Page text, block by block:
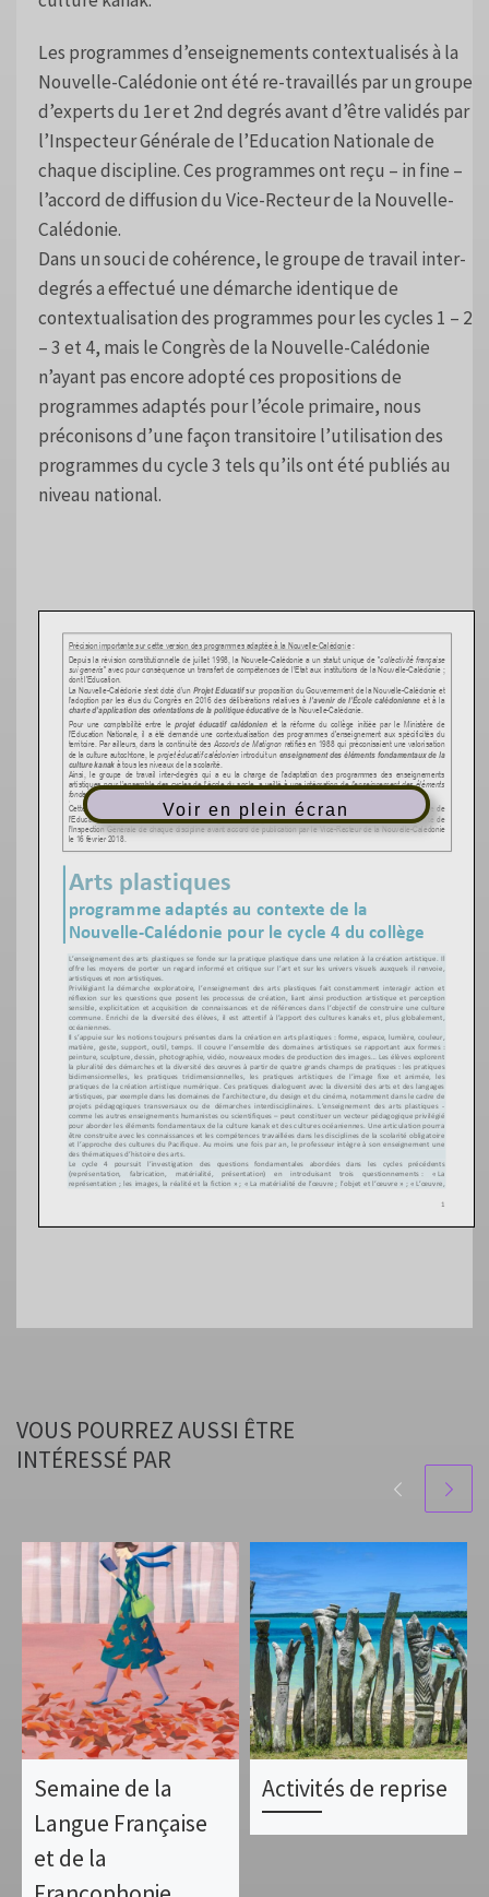
Les programmes d’enseignements contextualisés à la
Nouvelle-Calédonie ont été re-travaillés par un groupe
d’experts du 1er et 2nd degrés avant d’être validés par
l’Inspecteur Générale de l’Education Nationale de
chaque discipline. Ces programmes ont reçu – in fine –
l’accord de diffusion du Vice-Recteur de la Nouvelle-
Calédonie.
Dans un souci de cohérence, le groupe de travail inter-
degrés a effectué une démarche identique de
contextualisation des programmes pour les cycles 1 – 2
– 3 et 4, mais le Congrès de la Nouvelle-Calédonie
n’ayant pas encore adopté ces propositions de
programmes adaptés pour l’école primaire, nous
préconisons d’une façon transitoire l’utilisation des
programmes du cycle 3 tels qu’ils ont été publiés au
niveau national.
Voir en plein écran
VOUS POURREZ AUSSI ÊTRE
INTÉRESSÉ PAR
Semaine de la
Langue Française
et de la
Activités de reprise